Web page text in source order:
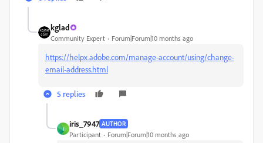
kglad
Community Expert Forum|Forum|10 months ago
https://helpx.adobe.com/manage-account/using/change-
email-address.html
5 replies
I
iris_7947 AUTHOR
Participant Forum|Forum|10 months ago